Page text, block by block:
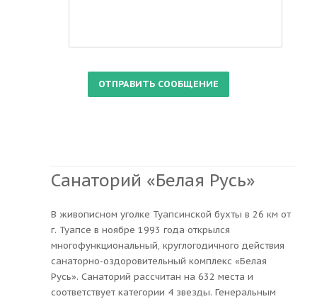
Санаторий «Белая Русь»
В живописном уголке Туапсинской бухты в 26 км от
г. Туапсе в ноябре 1993 года открылся
многофункциональный, круглогодичного действия
санаторно-оздоровительный комплекс «Белая
Русь». Санаторий рассчитан на 632 места и
соответствует категории 4 звезды. Генеральным